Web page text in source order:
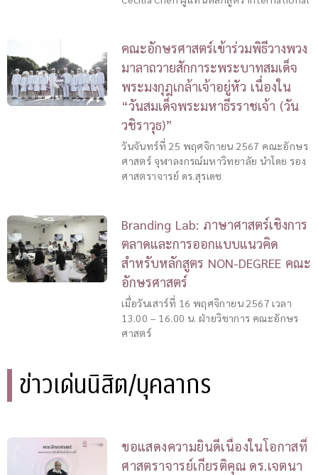
คณะอักษรศาสตร์เข้าร่วมพิธีวางพวง
มาลาถวายสักการะพระบาทสมเด็จ
พระมงกุฎเกล้าเจ้าอยู่หัว เนื่องใน
“วันสมเด็จพระมหาธีรราชเจ้า (วัน
วชิราวุธ)”
วันจันทร์ที่ 25 พฤศจิกายน 2567 คณะอักษร
ศาสตร์ จุฬาลงกรณ์มหาวิทยาลัย นำโดย รอง
ศาสตราจารย์ ดร.สุรเดช
Branding Lab: ภาษาศาสตร์เชิงการ
ตลาดและการออกแบบแนวคิด
สำหรับหลักสูตร NON-DEGREE คณะ
อักษรศาสตร์
เมื่อวันเสาร์ที่ 16 พฤศจิกายน 2567 เวลา
13.00 – 16.00 น. ฝ่ายวิชาการ คณะอักษร
ศาสตร์
ข่าวเด่นนิสิต/บุคลากร
ขอแสดงความยินดีเนื่องในโอกาสที่
ศาสตราจารย์เกียรติคุณ​ ดร.เจตนา